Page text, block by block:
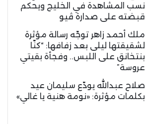
نسب المشاهدة في الخليج ويحكم
قبضته على صدارة ڤيو
ملك أحمد زاهر توجّه رسالة مؤثرة
لشقيقتها ليلى بعد زفافها: “كنّا
بنتخانق على اللبس.. وفجأة بقيتي
عروسة”
صلاح عبدالله يودّع سليمان عيد
بكلمات مؤثرة: «نومة هنية يا غالي»